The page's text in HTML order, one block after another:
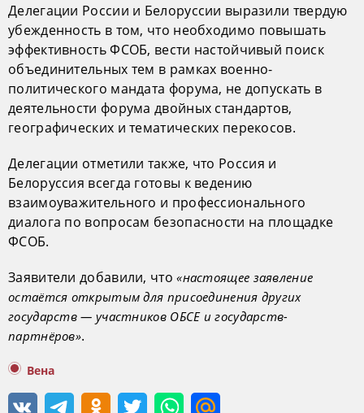
Делегации России и Белоруссии выразили твердую
убежденность в том, что необходимо повышать
эффективность ФСОБ, вести настойчивый поиск
объединительных тем в рамках военно-
политического мандата форума, не допускать в
деятельности форума двойных стандартов,
географических и тематических перекосов.
Делегации отметили также, что Россия и
Белоруссия всегда готовы к ведению
взаимоуважительного и профессионального
диалога по вопросам безопасности на площадке
ФСОБ.
Заявители добавили, что«настоящее заявление
остаётся открытым для присоединения других
государств — участников ОБСЕ и государств-
партнёров».
Вена